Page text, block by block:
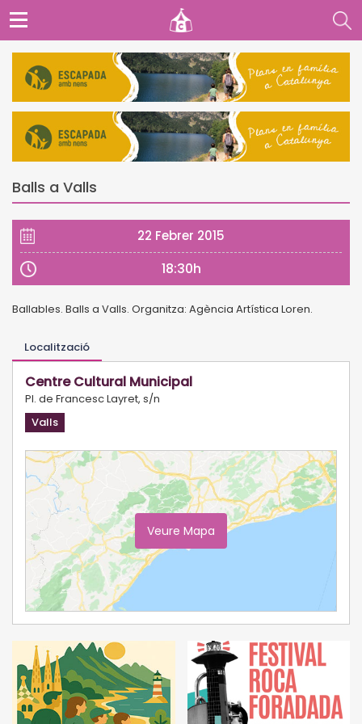
Balls a Valls
22 Febrer 2015
18:30h
Ballables. Balls a Valls. Organitza: Agència Artística Loren.
Localització
Centre Cultural Municipal
Pl. de Francesc Layret, s/n
Valls
Veure Mapa